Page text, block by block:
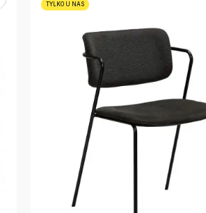
TYLKO U NAS